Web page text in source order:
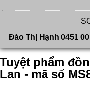
Đào Thị Hạnh 0451
Tuyệt phẩm
Lan - mã số